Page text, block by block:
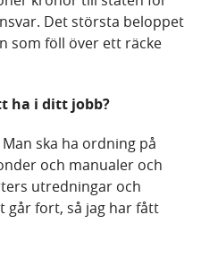
Det största beloppet
som föll över ett räcke
ha i ditt jobb?
ska ha ordning på
och manualer och
utredningar och
går fort, så jag har fått